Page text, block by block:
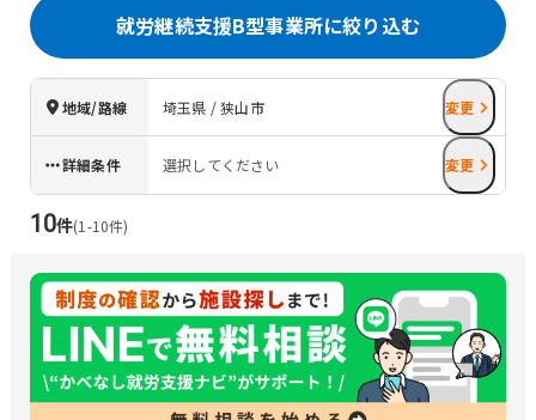
就労継続支援B型事業所に絞り込む
地域/路線 埼玉県 / 狭山市 変更
詳細条件 選択してください 変更
10件(1 -10件)